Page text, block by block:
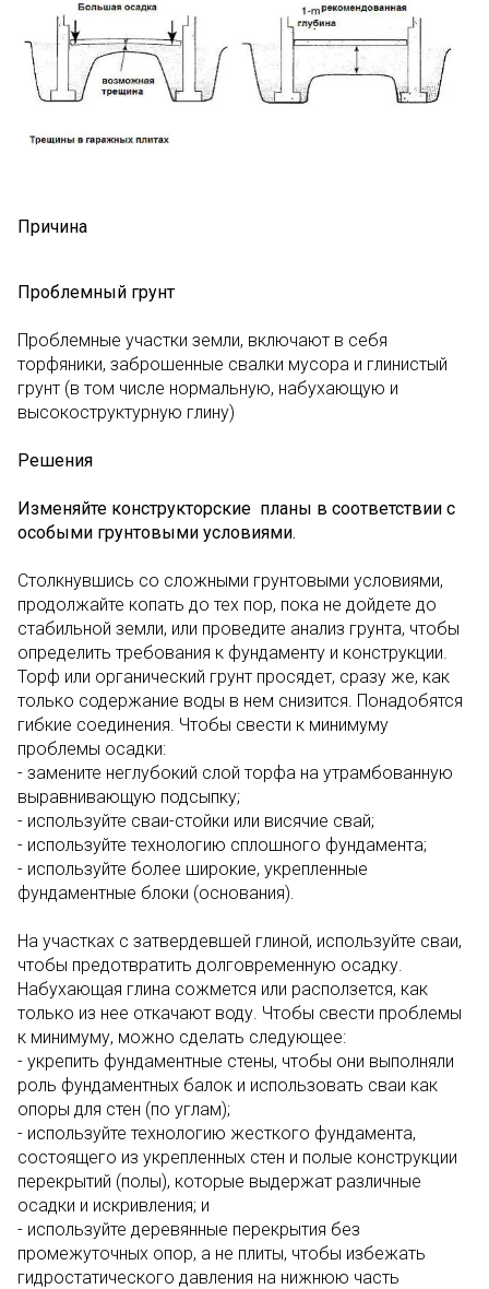
Причина
Проблемный грунт
Проблемные участки земли, включают в себя
торфяники, заброшенные свалки мусора и глинистый
грунт (в том числе нормальную, набухающую и
высокоструктурную глину)
Решения
Изменяйте конструкторские планы в соответствии с
особыми грунтовыми условиями.
Столкнувшись со сложными грунтовыми условиями,
продолжайте копать до тех пор, пока не дойдете до
стабильной земли, или проведите анализ грунта, чтобы
определить требования к фундаменту и конструкции.
Торф или органический грунт просядет, сразу же, как
только содержание воды в нем снизится. Понадобятся
гибкие соединения. Чтобы свести к минимуму
проблемы осадки:
- замените неглубокий слой торфа на утрамбованную
выравнивающую подсыпку;
- используйте сваи-стойки или висячие свай;
- используйте технологию сплошного фундамента;
- используйте более широкие, укрепленные
фундаментные блоки (основания).
На участках с затвердевшей глиной, используйте сваи,
чтобы предотвратить долговременную осадку.
Набухающая глина сожмется или расползется, как
только из нее откачают воду. Чтобы свести проблемы
к минимуму, можно сделать следующее:
- укрепить фундаментные стены, чтобы они выполняли
роль фундаментных балок и использовать сваи как
опоры для стен (по углам);
- используйте технологию жесткого фундамента,
состоящего из укрепленных стен и полые конструкции
перекрытий (полы), которые выдержат различные
осадки и искривления; и
- используйте деревянные перекрытия без
промежуточных опор, а не плиты, чтобы избежать
гидростатического давления на нижнюю часть